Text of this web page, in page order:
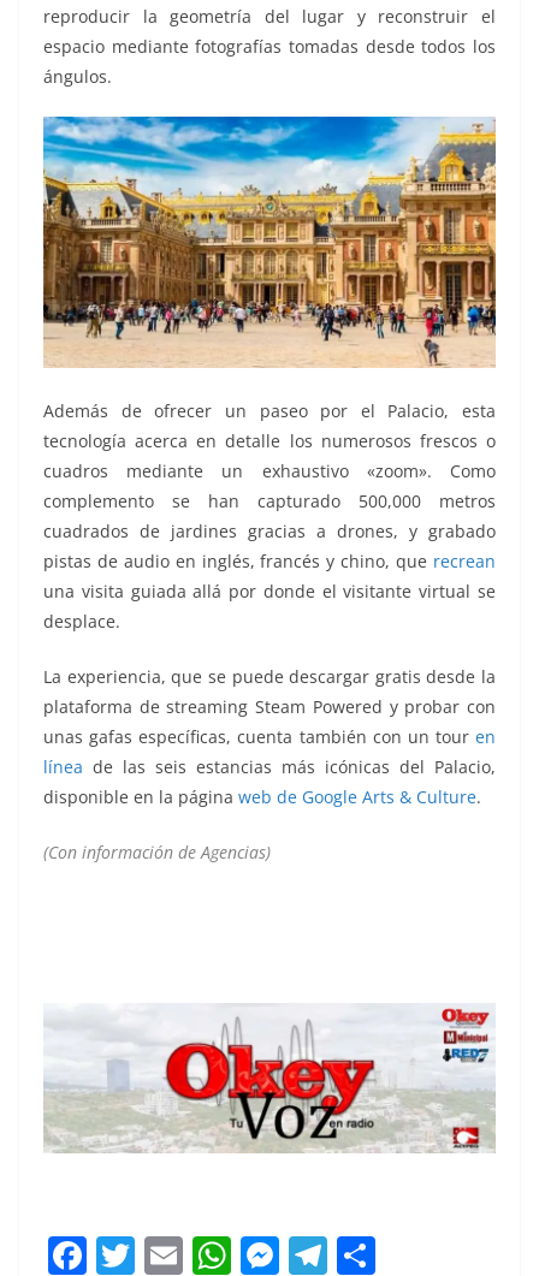
reproducir la geometría del lugar y reconstruir el
espacio mediante fotografías tomadas desde todos los
ángulos.
Además de ofrecer un paseo por el Palacio, esta
tecnología acerca en detalle los numerosos frescos o
cuadros mediante un exhaustivo «zoom». Como
complemento se han capturado 500,000 metros
cuadrados de jardines gracias a drones, y grabado
pistas de audio en inglés, francés y chino, que recrean
una visita guiada allá por donde el visitante virtual se
desplace.
La experiencia, que se puede descargar gratis desde la
plataforma de streaming Steam Powered y probar con
unas gafas específicas, cuenta también con un tour en
línea de las seis estancias más icónicas del Palacio,
disponible en la página web de Google Arts & Culture.
(Con información de Agencias)
F T E W M T